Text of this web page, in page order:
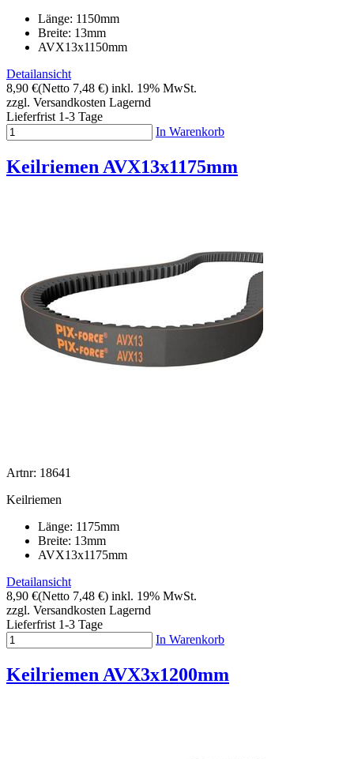
Länge: 1150mm
Breite: 13mm
AVX13x1150mm
Detailansicht
8,90 €(Netto 7,48 €) inkl. 19% MwSt.
zzgl. Versandkosten Lagernd
Lieferfrist 1-3 Tage
In Warenkorb
Keilriemen AVX13x1175mm
Artnr: 18641
Keilriemen
Länge: 1175mm
Breite: 13mm
AVX13x1175mm
Detailansicht
8,90 €(Netto 7,48 €) inkl. 19% MwSt.
zzgl. Versandkosten Lagernd
Lieferfrist 1-3 Tage
In Warenkorb
Keilriemen AVX3x1200mm